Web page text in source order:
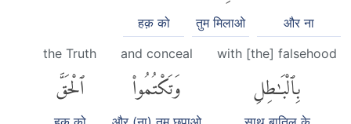
और ना
तुम मिलाओ
हक़ को
with [the] falsehood
بِٱلْبَٰطِلِ
and conceal
وَتَكْتُمُوا۟
the Truth
ٱلْحَقَّ